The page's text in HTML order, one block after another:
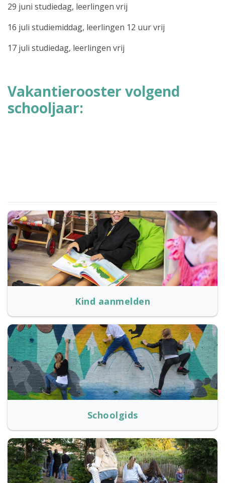
29 juni studiedag, leerlingen vrij
16 juli studiemiddag, leerlingen 12 uur vrij
17 juli studiedag, leerlingen vrij
Vakantierooster volgend
schooljaar:
Kind aanmelden
Schoolgids